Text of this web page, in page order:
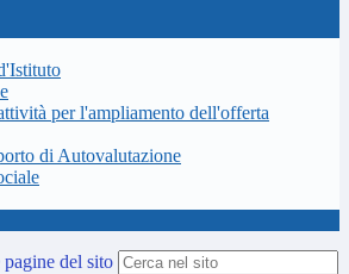
per l'ampliamento dell'offerta
di Autovalutazione
del sito